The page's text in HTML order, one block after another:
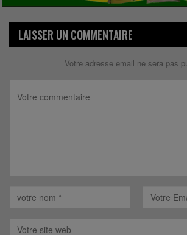
LAISSER UN COMMENTAIRE
Votre adresse email ne sera pas